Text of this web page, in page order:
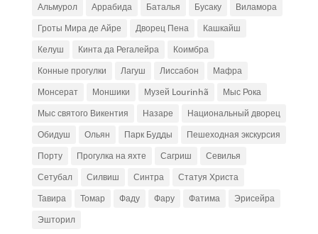
Альмурол
Аррабида Баталья Бусаку
Виламора
Гроты Мира де Айре
Дворец Пена
Кашкайш
Келуш
Кинта да Регалейра
Коимбра
Конные прогулки
Лагуш Лиссабон
Мафра
Монсерат
Моншики Музей Lourinhã
Мыс Рока
Мыс святого Викентия
Назаре
Национальный дворец
Обидуш
Ольян Парк Будды
Пешеходная экскурсия
Порту
Прогулка на яхте Сагриш
Севилья
Сетубал
Силвиш Синтра
Статуя Христа
Тавира
Томар Фаду Фару Фатима
Эрисейра
Эшторил